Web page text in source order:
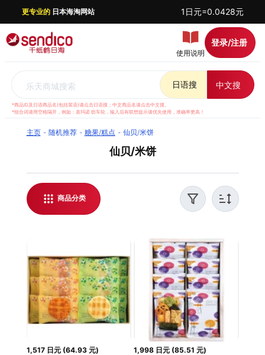
更专业的日本海淘网站 1日元=0.0428元
使用说明
登录/注册
乐天商城搜索 日语搜 中文搜
*商品ID及日语商品名(包括英语)请点击日语搜；中文商品名请点击中文搜。
*组合词请用空格隔开，例如：喜玛诺 纺车轮，输入后有联想提示请优先使用，准确率更高！
主页 随机推荐 糖果/糕点 仙贝/米饼
仙贝/米饼
千纸鹤日淘提供日本乐天 仙贝/米饼代购服务，支
持实时汇率结算，方便全球华人日本海淘。我们提
供优质客服支持，解答日淘相关问题，并对每件商
品进行稳妥打包，保障运输安全。无论是购买日本
商品分类
1,517 日元(64.93 元)
1,998 日元 (85.51 元)